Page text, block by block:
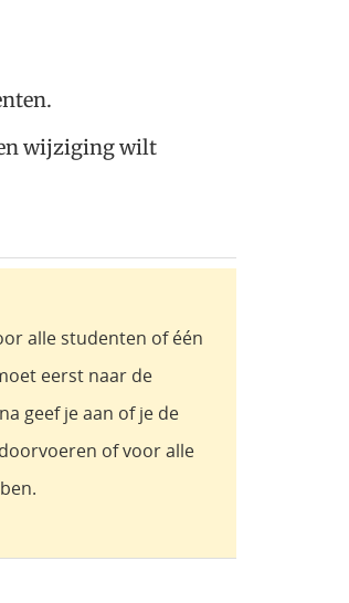
wijziging wilt
alle studenten of één
eerst naar de
geef je aan of je de
of voor alle